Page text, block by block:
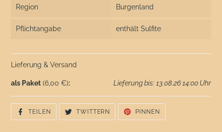
Region Burgenland
Pflichtangabe enthält Sulfite
Lieferung & Versand
als Paket (6,00 €): Lieferung bis: 13.08.26 14:00 Uhr
TEILENAUF
FACEBOOK
TEILEN
TWITTERN
TWITTER
TWITTERN
PINNEN
PINNEN